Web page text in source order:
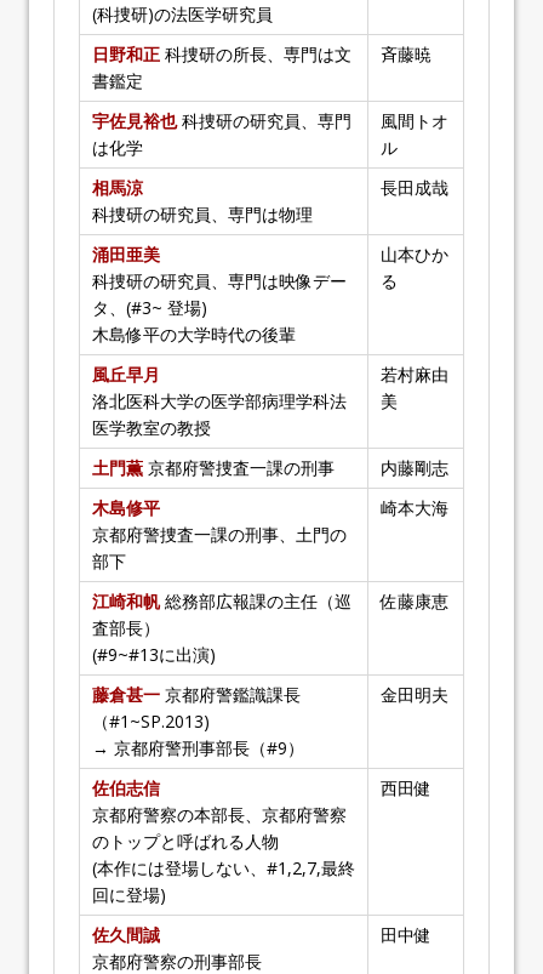
(科捜研)の法医学研究員
日野和正 科捜研の所長、専門は文
書鑑定
斉藤暁
宇佐見裕也科捜研の研究員、専門
は化学
風間トオ
ル
相馬涼
科捜研の研究員、専門は物理
長田成哉
涌田亜美
科捜研の研究員、専門は映像デー
タ、(#3~ 登場)
木島修平の大学時代の後輩
山本ひか
る
風丘早月
洛北医科大学の医学部病理学科法
医学教室の教授
若村麻由
美
土門薫 京都府警捜査一課の刑事
内藤剛志
木島修平
京都府警捜査一課の刑事、土門の
部下
崎本大海
江崎和帆総務部広報課の主任（巡
査部長）
(#9~#13に出演)
佐藤康恵
藤倉甚一 京都府警鑑識課長
（#1~SP.2013)
→ 京都府警刑事部長（#9）
金田明夫
佐伯志信
京都府警察の本部長、京都府警察
のトップと呼ばれる人物
(本作には登場しない、#1,2,7,最終
回に登場)
西田健
佐久間誠
京都府警察の刑事部長
田中健